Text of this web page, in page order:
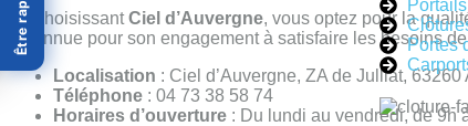
Portails
Portes
En choisissantCiel d’Auvergne, vous optez pour la
reconnue pour son engagement à satisfaire les besoins
Localisation : Ciel d’Auvergne, ZA de Julliat,
Téléphone : 04 73 38 58 74
Horaires d’ouverture : Du lundi au vendredi, de 9h